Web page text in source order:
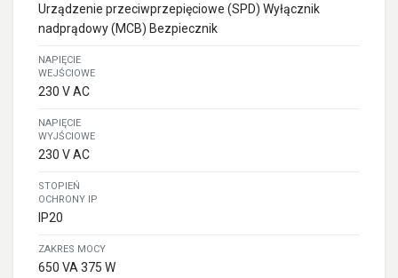
Urządzenie przeciwprzepięciowe (SPD) Wyłącznik
nadprądowy (MCB) Bezpiecznik
NAPIĘCIE
WEJŚCIOWE
230 V AC
NAPIĘCIE
WYJŚCIOWE
230 V AC
STOPIEŃ
OCHRONY IP
IP20
ZAKRES MOCY
650 VA 375 W